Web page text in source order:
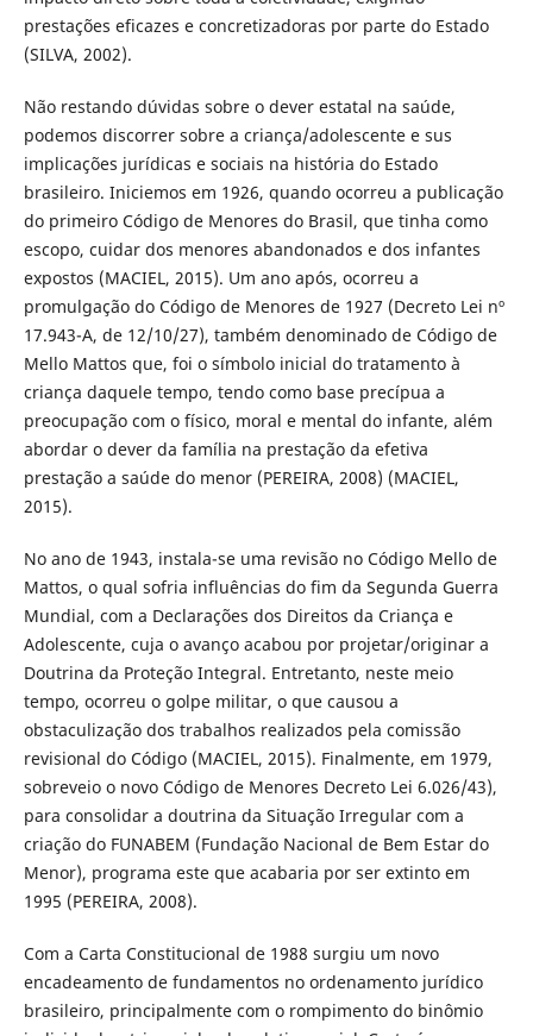
prestações eficazes e concretizadoras por parte do Estado
(SILVA, 2002).
Não restando dúvidas sobre o dever estatal na saúde,
podemos discorrer sobre a criança/adolescente e sus
implicações jurídicas e sociais na história do Estado
brasileiro. Iniciemos em 1926, quando ocorreu a publicação
do primeiro Código de Menores do Brasil, que tinha como
escopo, cuidar dos menores abandonados e dos infantes
expostos (MACIEL, 2015). Um ano após, ocorreu a
promulgação do Código de Menores de 1927 (Decreto Lei nº
17.943-A, de 12/10/27), também denominado de Código de
Mello Mattos que, foi o símbolo inicial do tratamento à
criança daquele tempo, tendo como base precípua a
preocupação com o físico, moral e mental do infante, além
abordar o dever da família na prestação da efetiva
prestação a saúde do menor (PEREIRA, 2008) (MACIEL,
2015).
No ano de 1943, instala-se uma revisão no Código Mello de
Mattos, o qual sofria influências do fim da Segunda Guerra
Mundial, com a Declarações dos Direitos da Criança e
Adolescente, cuja o avanço acabou por projetar/originar a
Doutrina da Proteção Integral. Entretanto, neste meio
tempo, ocorreu o golpe militar, o que causou a
obstaculização dos trabalhos realizados pela comissão
revisional do Código (MACIEL, 2015). Finalmente, em 1979,
sobreveio o novo Código de Menores Decreto Lei 6.026/43),
para consolidar a doutrina da Situação Irregular com a
criação do FUNABEM (Fundação Nacional de Bem Estar do
Menor), programa este que acabaria por ser extinto em
1995 (PEREIRA, 2008).
Com a Carta Constitucional de 1988 surgiu um novo
encadeamento de fundamentos no ordenamento jurídico
brasileiro, principalmente com o rompimento do binômio